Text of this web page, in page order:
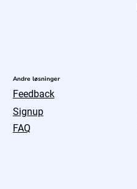
FAQ
Signup
Feedback
Andre løsninger